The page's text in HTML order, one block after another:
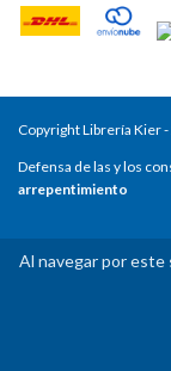
Al navegar por este
Copyright Librería Kier
Defensa de las y los
arrepentimiento